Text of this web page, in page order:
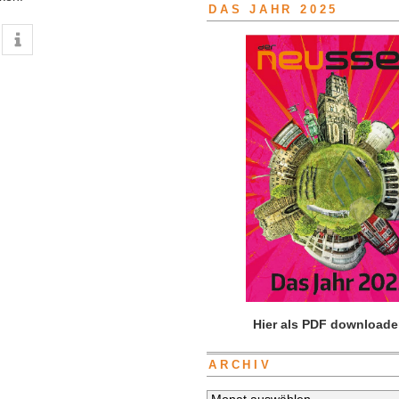
DAS JAHR 2025
Hier als PDF
ARCHIV